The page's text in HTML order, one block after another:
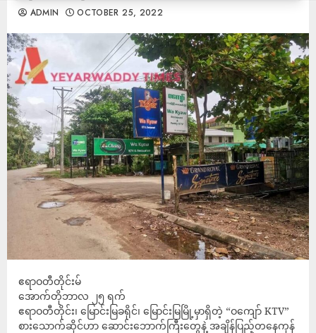
ADMIN OCTOBER 25, 2022
ဧရာဝတီတိုင်းမ်
အောက်တိုဘာလ ၂၅ ရက်
ဧရာဝတီတိုင်း၊ မြောင်းမြခရိုင်၊ မြောင်းမြမြို့မှာရှိတဲ့ “ဝကျော် KTV”
စားသောက်ဆိုင်ဟာ ဆောင်းဘောက်ကြီးတွေနဲ့ အချိန်ပြည့်တနေကုန်